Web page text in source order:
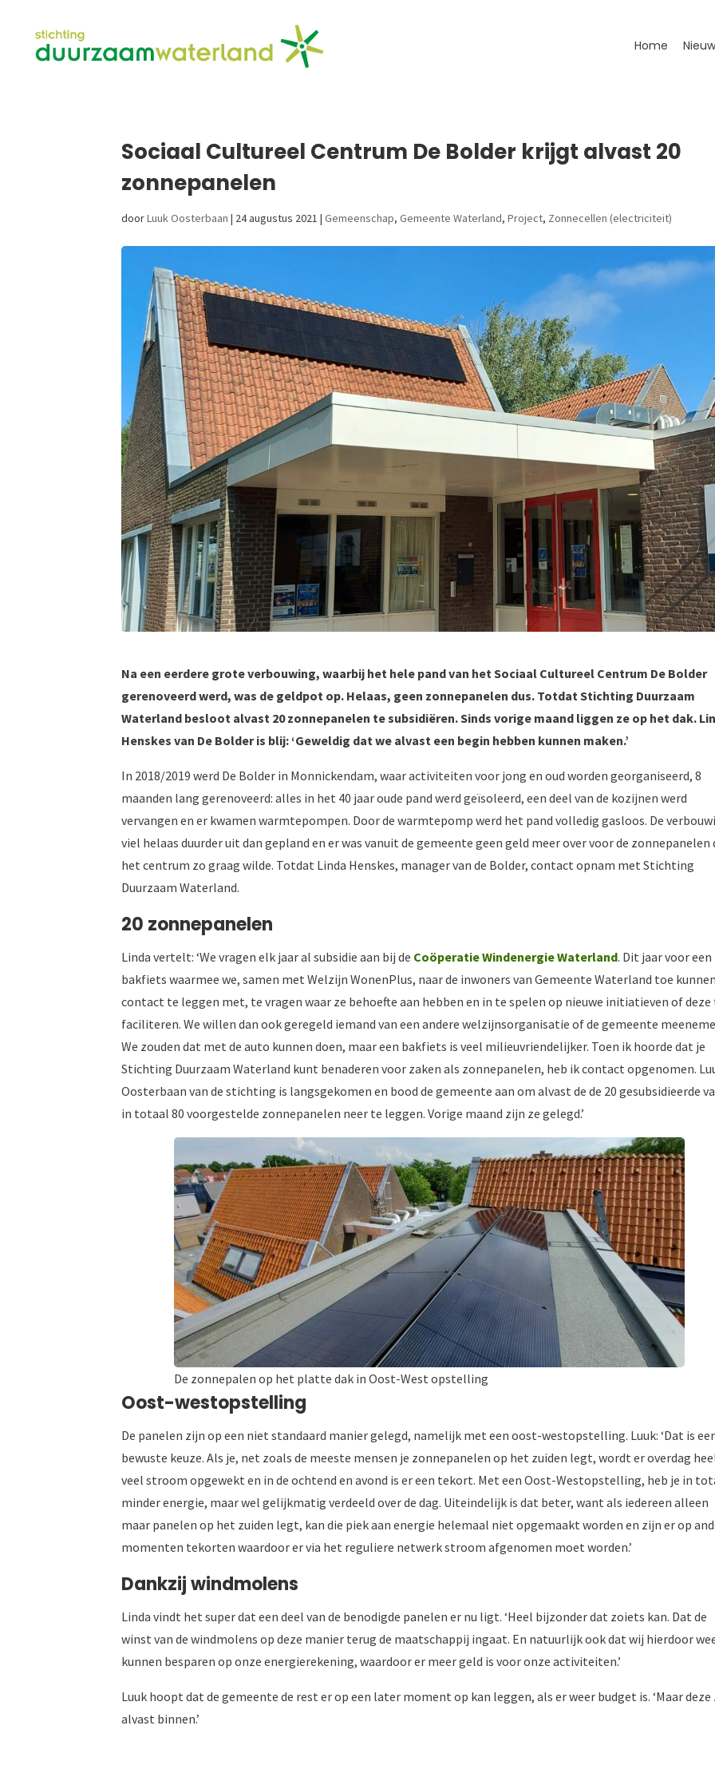
Home
Sociaal Cultureel Centrum De Bolder krijgt alvast 20
zonnepanelen
doorLuuk Oosterbaan | 24 augustus 2021 | Gemeenschap, Gemeente Waterland, Project, Zonnecellen (electriciteit)
Na een eerdere grote verbouwing, waarbij het hele pand van het Sociaal Cultureel Centrum De Bolder
gerenoveerd werd, was de geldpot op. Helaas, geen zonnepanelen dus. Totdat Stichting Duurzaam
Waterland besloot alvast 20 zonnepanelen te subsidiëren. Sinds vorige maand liggen ze op het dak.
Henskes van De Bolder is blij: ‘Geweldig dat we alvast een begin hebben kunnen maken.’
In 2018/2019 werd De Bolder in Monnickendam, waar activiteiten voor jong en oud worden georganiseerd, 8
maanden lang gerenoveerd: alles in het 40 jaar oude pand werd geïsoleerd, een deel van de kozijnen werd
vervangen en er kwamen warmtepompen. Door de warmtepomp werd het pand volledig gasloos. De
viel helaas duurder uit dan gepland en er was vanuit de gemeente geen geld meer over voor de zonnepanelen
het centrum zo graag wilde. Totdat Linda Henskes, manager van de Bolder, contact opnam met Stichting
Duurzaam Waterland.
20 zonnepanelen
Linda vertelt: ‘We vragen elk jaar al subsidie aan bij de Coöperatie Windenergie Waterland. Dit jaar voor een
bakfiets waarmee we, samen met Welzijn WonenPlus, naar de inwoners van Gemeente Waterland toe
contact te leggen met, te vragen waar ze behoefte aan hebben en in te spelen op nieuwe initiatieven of deze
faciliteren. We willen dan ook geregeld iemand van een andere welzijnsorganisatie of de gemeente
We zouden dat met de auto kunnen doen, maar een bakfiets is veel milieuvriendelijker. Toen ik hoorde dat je
Stichting Duurzaam Waterland kunt benaderen voor zaken als zonnepanelen, heb ik contact opgenomen.
Oosterbaan van de stichting is langsgekomen en bood de gemeente aan om alvast de de 20 gesubsidieerde
in totaal 80 voorgestelde zonnepanelen neer te leggen. Vorige maand zijn ze gelegd.’
De zonnepalen op het platte dak in Oost-West opstelling
Oost-westopstelling
De panelen zijn op een niet standaard manier gelegd, namelijk met een oost-westopstelling. Luuk: ‘Dat is
bewuste keuze. Als je, net zoals de meeste mensen je zonnepanelen op het zuiden legt, wordt er overdag
veel stroom opgewekt en in de ochtend en avond is er een tekort. Met een Oost-Westopstelling, heb je in
minder energie, maar wel gelijkmatig verdeeld over de dag. Uiteindelijk is dat beter, want als iedereen alleen
maar panelen op het zuiden legt, kan die piek aan energie helemaal niet opgemaakt worden en zijn er op
momenten tekorten waardoor er via het reguliere netwerk stroom afgenomen moet worden.’
Dankzij windmolens
Linda vindt het super dat een deel van de benodigde panelen er nu ligt. ‘Heel bijzonder dat zoiets kan. Dat de
winst van de windmolens op deze manier terug de maatschappij ingaat. En natuurlijk ook dat wij hierdoor
kunnen besparen op onze energierekening, waardoor er meer geld is voor onze activiteiten.’
Luuk hoopt dat de gemeente de rest er op een later moment op kan leggen, als er weer budget is. ‘Maar deze
alvast binnen.’